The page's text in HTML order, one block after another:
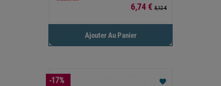
Prix
6,74 € 8,12 €
Ajouter Au Panier
favorite
-17%